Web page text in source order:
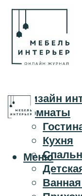
Дизайн
Комнаты
Кухня
Меню